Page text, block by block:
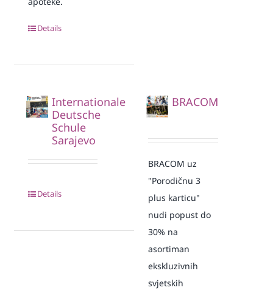
Details
Internationale
Deutsche
Schule
Sarajevo
Details
BRACOM
BRACOM uz
"Porodičnu 3
plus karticu"
nudi popust do
30% na
asortiman
ekskluzivnih
svjetskih